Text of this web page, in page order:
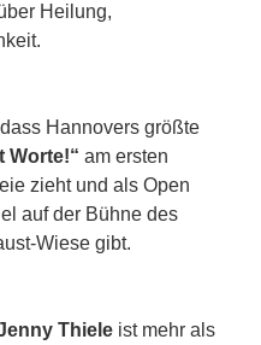
Heilung,
Hannovers größte
Worte!“ am ersten
zieht und als Open
auf der Bühne des
Wiese gibt.
Thiele ist mehr als